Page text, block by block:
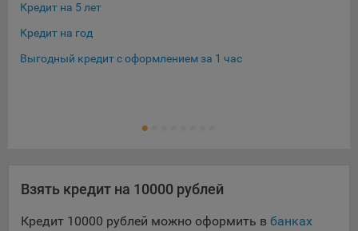
Кредит на 5 лет
Кредит на год
Выгодный кредит с оформлением за 1 час
Взять кредит на 10000 рублей
Кредит 10000 рублей можно оформить в банках